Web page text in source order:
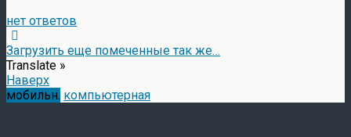
нет ответов
Загрузить еще помеченные так же…
Translate »
Наверх
мобильн. компьютерная